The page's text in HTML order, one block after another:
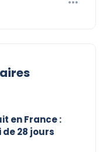
en France :
28 jours